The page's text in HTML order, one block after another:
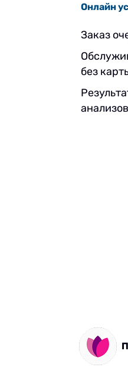
Онлайн
Заказ
без
анализов